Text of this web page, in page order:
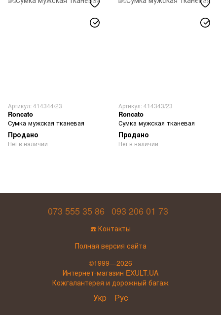
Артикул: 414344/23
Roncato
Сумка мужская тканевая
Продано
Нет в наличии
Артикул: 414343/23
Roncato
Сумка мужская тканевая
Продано
Нет в наличии
073 555 35 86 093 206 01 73
☎️ Контакты
Полная версия сайта
©1999—2026
Интернет-магазин EXULT.UA
Кожгалантерея и дорожный багаж
Укр Рус